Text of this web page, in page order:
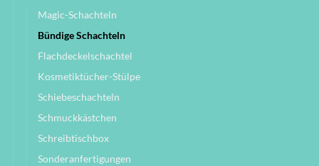
Magic-Schachteln
Bündige Schachteln
Flachdeckelschachtel
Kosmetiktücher-Stülpe
Schiebeschachteln
Schmuckkästchen
Schreibtischbox
Sonderanfertigungen